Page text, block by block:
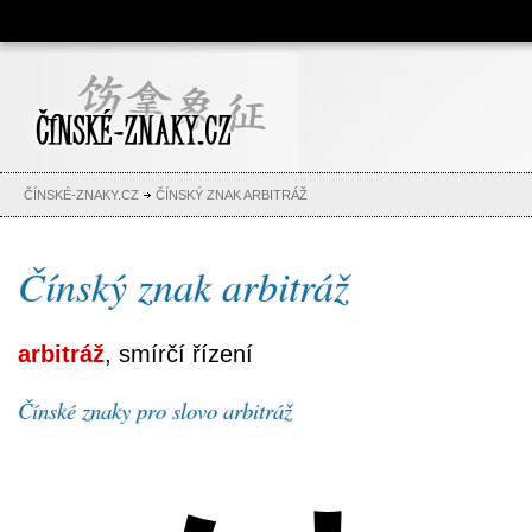
Čínské znaky, česko-čínský
slovník, abeceda, jména,
tetování
ČÍNSKÉ-ZNAKY.CZ ČÍNSKÝ ZNAK ARBITRÁŽ
Čínský znak arbitráž
arbitráž, smírčí řízení
Čínské znaky pro slovo arbitráž